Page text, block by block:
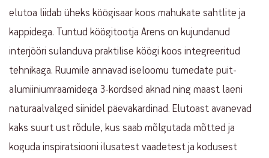
elutoa liidab üheks köögisaar koos mahukate sahtlite ja
kappidega. Tuntud köögitootja Arens on kujundanud
interjööri sulanduva praktilise köögi koos integreeritud
tehnikaga. Ruumile annavad iseloomu tumedate puit-
alumiiniumraamidega 3-kordsed aknad ning maast laeni
naturaalvalged siinidel päevakardinad. Elutoast avanevad
kaks suurt ust rõdule, kus saab mõlgutada mõtted ja
koguda inspiratsiooni ilusatest vaadetest ja kodusest